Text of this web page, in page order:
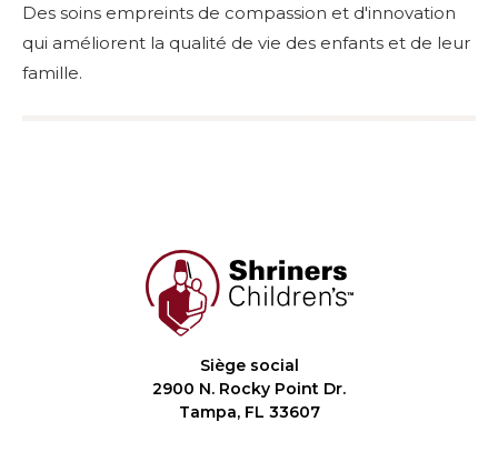
Des soins empreints de compassion et d'innovation
qui améliorent la qualité de vie des enfants et de leur
famille.
Siège social
2900 N. Rocky Point Dr.
Tampa, FL 33607